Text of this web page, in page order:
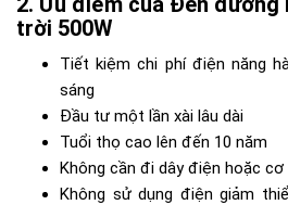
trời 500W
Tiết kiệm chi phí điện năng
sáng
Đầu tư một lần xài lâu dài
Tuổi thọ cao lên đến 10 năm
Không cần đi dây điện hoặc
Không sử dụng điện giảm